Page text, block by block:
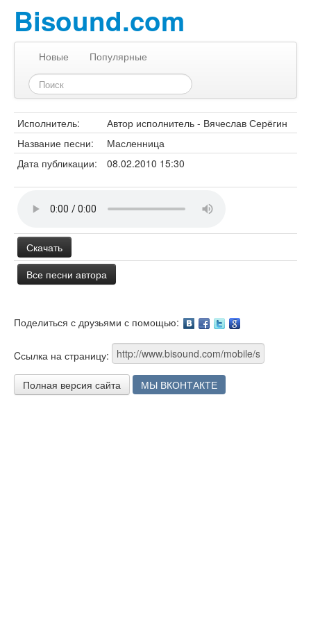
Bisound.com
Новые Популярные
Исполнитель:
Автор исполнитель - Вячеслав Серёгин
Название песни:
Масленница
Дата публикации:
08.02.2010 15:30
Скачать
Все песни автора
Поделиться с друзьями с помощью:
Cсылка на страницу:
Полная версия сайта МЫ ВКОНТАКТЕ